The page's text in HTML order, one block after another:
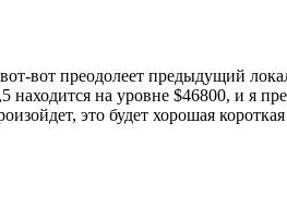
вот преодолеет предыдущий
на уровне $46800, и я
это будет хорошая